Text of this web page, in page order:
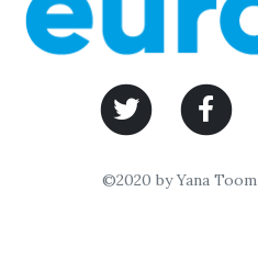
©2020 by Yana Toom